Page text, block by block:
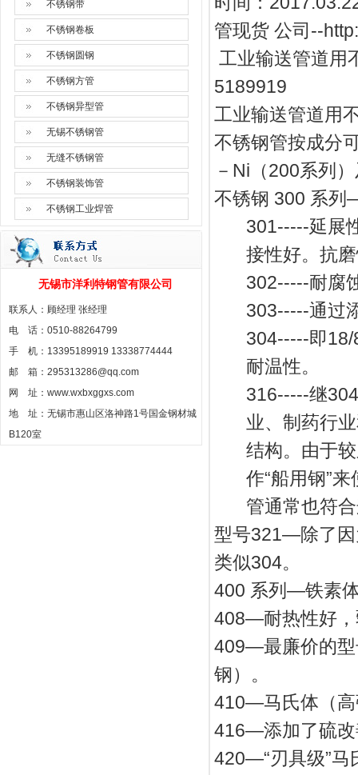
不锈钢带
不锈钢卷板
不锈钢圆钢
不锈钢方管
不锈钢异型管
无锡不锈钢管
无缝不锈钢管
不锈钢装饰管
不锈钢工业焊管
无锡市洋利特钢管有限公司
联系人：顾经理 张经理
电 话：0510-88264799
手 机：13395189919 13338774444
邮 箱：295313286@qq.com
网 址：www.wxbxggxs.com
地 址：无锡市惠山区洛神路1号国金钢材城
B120室
管现货 公司--
工业输送管道用
5189919
工业输送管道用
不锈钢管按成分
－Ni（200系列
不锈钢 300 系列
301-----延展
接性好。抗
302-----耐腐
303-----通过
304-----即
耐温性。
316-----继
业、制药行
结构。由于
作“船用钢”
管通常也符
型号321—除了因
类似304。
400 系列—铁素
408—耐热性好，
409—最廉价的型
钢）。
410—马氏体（高
416—添加了硫改
420—“刃具级”马